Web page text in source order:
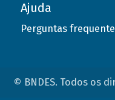
Ajuda
Perguntas
© BNDES. Todos os